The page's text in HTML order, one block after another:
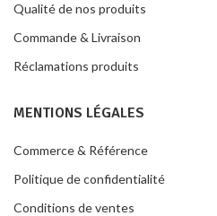
Qualité de nos produits
Commande & Livraison
Réclamations produits
MENTIONS LÉGALES
Commerce & Référence
Politique de confidentialité
Conditions de ventes